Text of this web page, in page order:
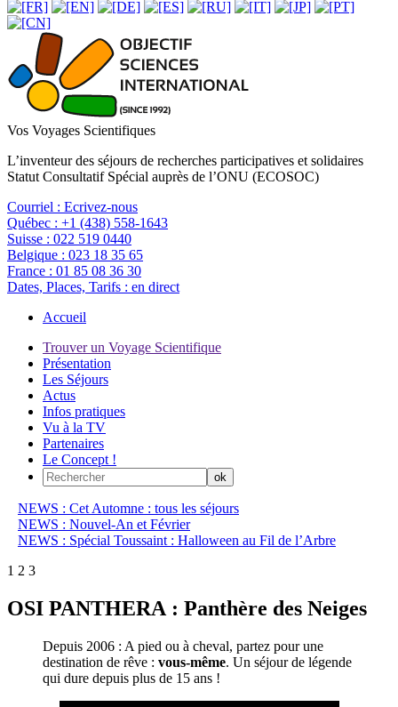
Vos Voyages Scientifiques
L’inventeur des séjours de recherches participatives et solidaires
Statut Consultatif Spécial auprès de l’ONU (ECOSOC)
Courriel : Ecrivez-nous
Québec : +1 (438) 558-1643
Suisse : 022 519 0440
Belgique : 023 18 35 65
France : 01 85 08 36 30
Dates, Places, Tarifs : en direct
Accueil
Trouver un Voyage Scientifique
Présentation
Les Séjours
Actus
Infos pratiques
Vu à la TV
Partenaires
Le Concept !
NEWS : Cet Automne : tous les séjours
NEWS : Nouvel-An et Février
NEWS : Spécial Toussaint : Halloween au Fil de l’Arbre
1 2 3
OSI PANTHERA : Panthère des Neiges
Depuis 2006 : A pied ou à cheval, partez pour une
destination de rêve : vous-même. Un séjour de légende
qui dure depuis plus de 15 ans !